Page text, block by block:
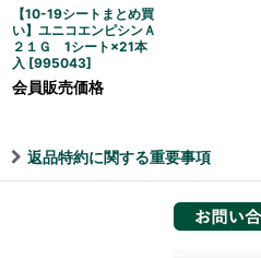
【10-19シートまとめ買
い】ユニコエンピシンＡ
２１Ｇ 1シート×21本
入 [995043]
会員販売価格
返品特約に関する重要事項